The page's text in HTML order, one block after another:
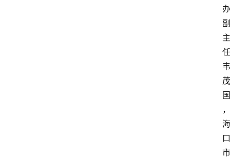
办
副
主
任
韦
茂
国
，
海
口
市